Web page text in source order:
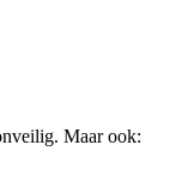
Maar ook: